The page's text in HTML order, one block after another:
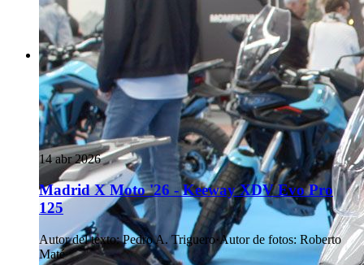
14 abr 2026
Madrid X Moto '26 - Keeway XDV Evo Pro
125
Autor del texto: Pedro A. Triguero·Autor de fotos: Roberto
Maté